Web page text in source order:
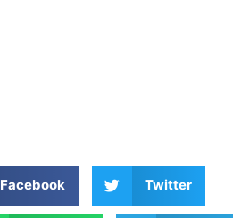
Facebook Twitter